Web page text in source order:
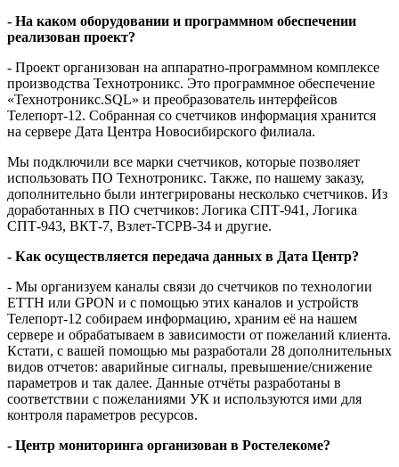
- На каком оборудовании и программном обеспечении
реализован проект?
- Проект организован на аппаратно-программном комплексе
производства Технотроникс. Это программное обеспечение
«Технотроникс.SQL» и преобразователь интерфейсов
Телепорт-12. Собранная со счетчиков информация хранится
на сервере Дата Центра Новосибирского филиала.
Мы подключили все марки счетчиков, которые позволяет
использовать ПО Технотроникс. Также, по нашему заказу,
дополнительно были интегрированы несколько счетчиков. Из
доработанных в ПО счетчиков: Логика СПТ-941, Логика
СПТ-943, ВКТ-7, Взлет-ТСРВ-34 и другие.
- Как осуществляется передача данных в Дата Центр?
- Мы организуем каналы связи до счетчиков по технологии
ЕТТН или GPON и с помощью этих каналов и устройств
Телепорт-12 собираем информацию, храним её на нашем
сервере и обрабатываем в зависимости от пожеланий клиента.
Кстати, с вашей помощью мы разработали 28 дополнительных
видов отчетов: аварийные сигналы, превышение/снижение
параметров и так далее. Данные отчёты разработаны в
соответствии с пожеланиями УК и используются ими для
контроля параметров ресурсов.
- Центр мониторинга организован в Ростелекоме?